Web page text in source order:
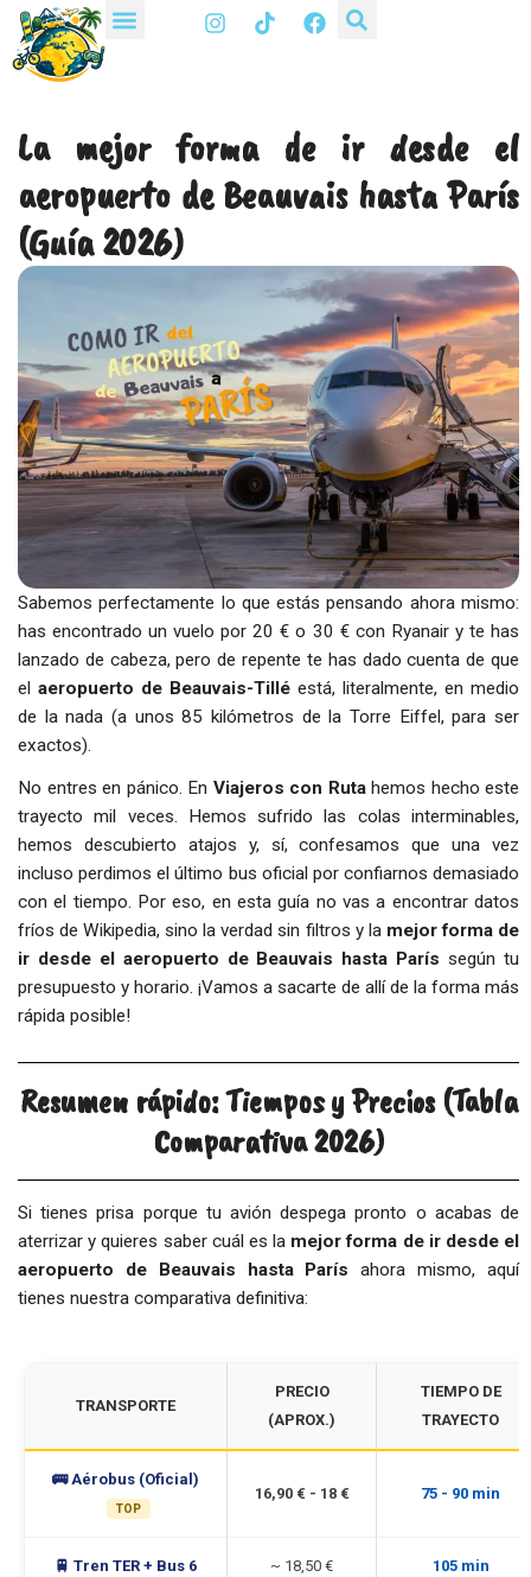
al
contenido
I
n
r
a
m
T
i
F
a
o
k
La mejor forma de ir desde el
aeropuerto de Beauvais hasta París
(Guía 2026)
Sabemos perfectamente lo que estás pensando ahora mismo:
has encontrado un vuelo por 20 € o 30 € con Ryanair y te has
lanzado de cabeza, pero de repente te has dado cuenta de que
el aeropuerto de Beauvais-Tillé está, literalmente, en medio
de la nada (a unos 85 kilómetros de la Torre Eiffel, para ser
exactos).
No entres en pánico. En Viajeros con Rutahemos hecho este
trayecto mil veces. Hemos sufrido las colas interminables,
hemos descubierto atajos y, sí, confesamos que una vez
incluso perdimos el último bus oficial por confiarnos demasiado
con el tiempo. Por eso, en esta guía no vas a encontrar datos
fríos de Wikipedia, sino la verdad sin filtros y la mejor forma de
ir desde el aeropuerto de Beauvais hasta París según tu
presupuesto y horario. ¡Vamos a sacarte de allí de la forma más
rápida posible!
Resumen rápido: Tiempos y Precios (Tabla
Comparativa 2026)
Si tienes prisa porque tu avión despega pronto o acabas de
aterrizar y quieres saber cuál es la mejor forma de ir desde el
aeropuerto de Beauvais hasta París ahora mismo, aquí
tienes nuestra comparativa definitiva:
TRANSPORTE
PRECIO
(APROX.)
TIEMPO DE
TRAYECTO
🚌 Aérobus (Oficial)
TOP
16,90 € - 18 € 75 - 90 min
🚆 Tren TER + Bus 6 ~ 18,50 € 105 min